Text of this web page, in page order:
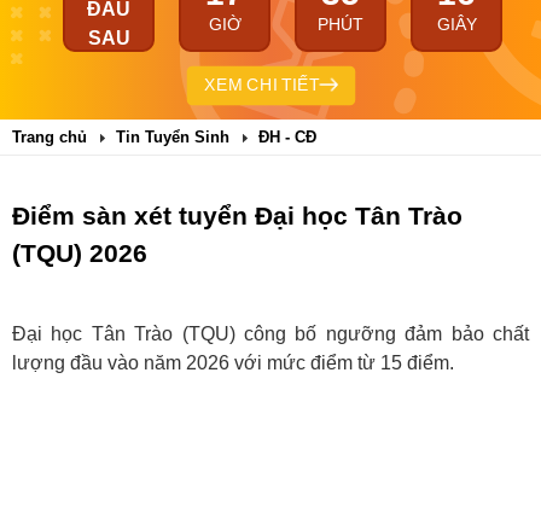
ĐẦU
SAU
GIỜ PHÚT GIÂY
XEM CHI TIẾT
Trang chủ Tin Tuyển Sinh ĐH - CĐ
Điểm sàn xét tuyển Đại học Tân Trào
(TQU) 2026
Đại học Tân Trào (TQU) công bố ngưỡng đảm bảo chất
lượng đầu vào năm 2026 với mức điểm từ 15 điểm.